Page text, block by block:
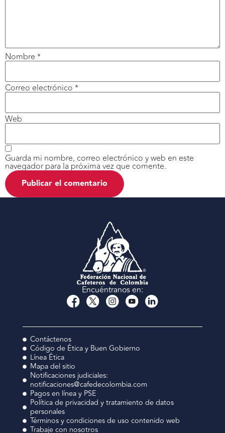
Nombre *
Correo electrónico *
Web
Guarda mi nombre, correo electrónico y web en este
navegador para la próxima vez que comente.
Encuéntranos en:
Contáctenos
Código de Ética y Buen Gobierno
Línea Ética
Mapa del sitio
Notificaciones judiciales:
notificaciones@cafedecolombia.com
Pagos en línea y PSE
Política de privacidad y tratamiento de datos
personales
Términos y condiciones de uso contenido web
Trabaje con nosotros